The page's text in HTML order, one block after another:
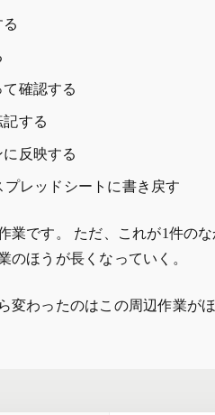
確認する
する
反映する
レッドシートに書き戻す
業です。 ただ、これが1件の
のほうが長くなっていく。
変わったのはこの周辺作業が